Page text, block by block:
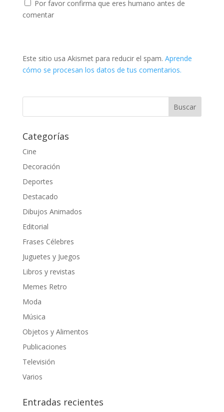
Por favor confirma que eres humano antes de
comentar
Este sitio usa Akismet para reducir el spam. Aprende
cómo se procesan los datos de tus comentarios.
Categorías
Cine
Decoración
Deportes
Destacado
Dibujos Animados
Editorial
Frases Célebres
Juguetes y Juegos
Libros y revistas
Memes Retro
Moda
Música
Objetos y Alimentos
Publicaciones
Televisión
Varios
Entradas recientes